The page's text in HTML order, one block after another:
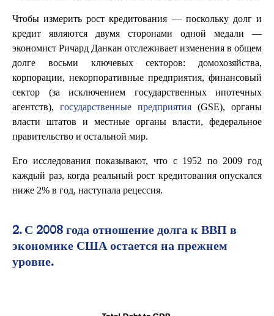
Чтобы измерить рост кредитования — поскольку долг и
кредит являются двумя сторонами одной медали —
экономист Ричард Данкан отслеживает изменения в общем
долге восьми ключевых секторов: домохозяйства,
корпорации, некорпоративные предприятия, финансовый
сектор (за исключением государственных ипотечных
агентств), государственные предприятия (GSE), органы
власти штатов и местные органы власти, федеральное
правительство и остальной мир.
Его исследования показывают, что с 1952 по 2009 год
каждый раз, когда реальный рост кредитования опускался
ниже 2% в год, наступала рецессия.
2. С 2008 года отношение долга к ВВП в
экономике США остается на прежнем
уровне.